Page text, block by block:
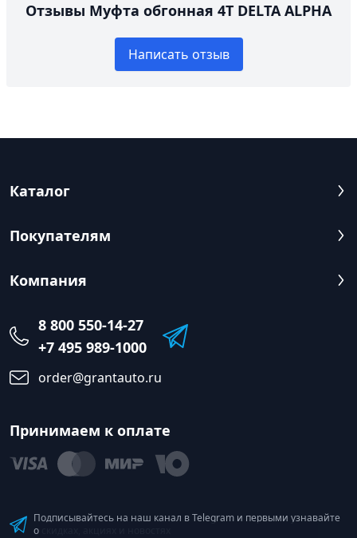
Отзывы Муфта обгонная 4T DELTA ALPHA
Написать отзыв
Каталог
Покупателям
Компания
8 800 550-14-27
+7 495 989-1000
order@grantauto.ru
Принимаем к оплате
Подписывайтесь на наш канал в Telegram и первыми узнавайте
о скидках, акциях и новостях